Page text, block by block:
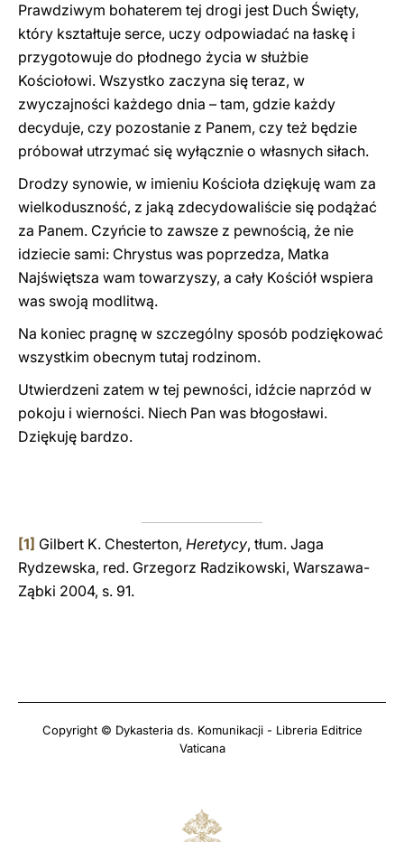
Prawdziwym bohaterem tej drogi jest Duch Święty,
który kształtuje serce, uczy odpowiadać na łaskę i
przygotowuje do płodnego życia w służbie
Kościołowi. Wszystko zaczyna się teraz, w
zwyczajności każdego dnia – tam, gdzie każdy
decyduje, czy pozostanie z Panem, czy też będzie
próbował utrzymać się wyłącznie o własnych siłach.
Drodzy synowie, w imieniu Kościoła dziękuję wam za
wielkoduszność, z jaką zdecydowaliście się podążać
za Panem. Czyńcie to zawsze z pewnością, że nie
idziecie sami: Chrystus was poprzedza, Matka
Najświętsza wam towarzyszy, a cały Kościół wspiera
was swoją modlitwą.
Na koniec pragnę w szczególny sposób podziękować
wszystkim obecnym tutaj rodzinom.
Utwierdzeni zatem w tej pewności, idźcie naprzód w
pokoju i wierności. Niech Pan was błogosławi.
Dziękuję bardzo.
[1] Gilbert K. Chesterton, Heretycy, tłum. Jaga
Rydzewska, red. Grzegorz Radzikowski, Warszawa-
Ząbki 2004, s. 91.
Copyright © Dykasteria ds. Komunikacji - Libreria Editrice
Vaticana